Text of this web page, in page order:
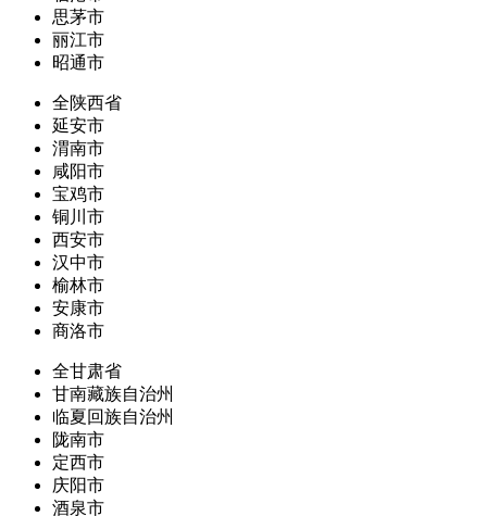
思茅市
丽江市
昭通市
全陕西省
延安市
渭南市
咸阳市
宝鸡市
铜川市
西安市
汉中市
榆林市
安康市
商洛市
全甘肃省
甘南藏族自治州
临夏回族自治州
陇南市
定西市
庆阳市
酒泉市